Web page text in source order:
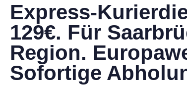
Express-
129€. Für
Region.
Sofortige